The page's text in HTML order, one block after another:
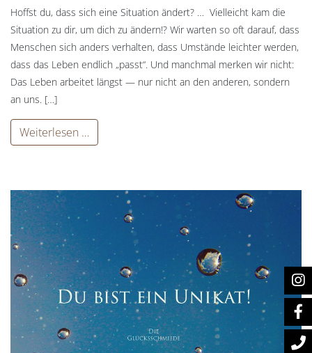
Hoffst du, dass sich eine Situation ändert? … Vielleicht kam die
Situation zu dir, um dich zu ändern!? Wir warten so oft darauf, dass
Menschen sich anders verhalten, dass Umstände leichter werden,
dass das Leben endlich „passt“. Und manchmal merken wir nicht:
Das Leben arbeitet längst — nur nicht an den anderen, sondern
an uns. […]
Weiterlesen …